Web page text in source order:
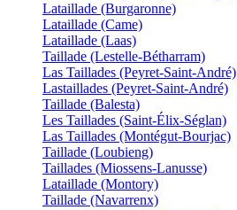
Lataillade (Burgaronne)
Lataillade (Came)
Lataillade (Laas)
Taillade (Lestelle-Bétharram)
Las Taillades (Peyret-Saint-André)
Lastaillades (Peyret-Saint-André)
Taillade (Balesta)
Les Taillades (Saint-Élix-Séglan)
Las Taillades (Montégut-Bourjac)
Taillade (Loubieng)
Taillades (Miossens-Lanusse)
Lataillade (Montory)
Taillade (Navarrenx)